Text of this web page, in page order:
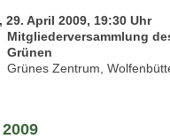
29. April 2009, 19:30 Uhr
Mitgliederversammlung
Grünen
Grünes Zentrum,